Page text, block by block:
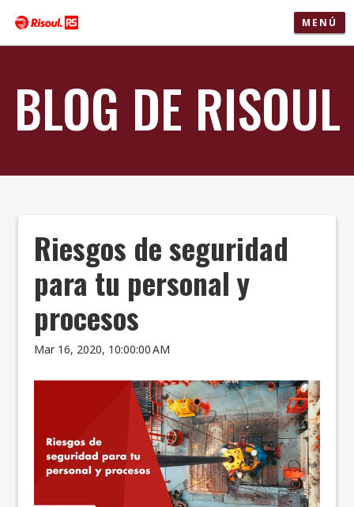
MENÚ
BLOG DE RISOUL
Riesgos de seguridad
para tu personal y
procesos
Mar 16, 2020, 10:00:00 AM